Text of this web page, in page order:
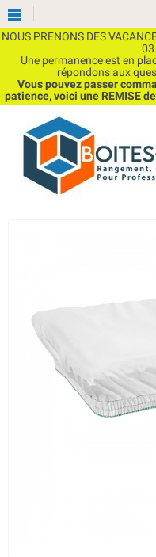
NOUS PRENONS DES
03
Une permanence est en
répondons aux
Vous pouvez passer
patience, voici une REMISE